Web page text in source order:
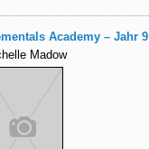
Academy – Jahr 9
Madow